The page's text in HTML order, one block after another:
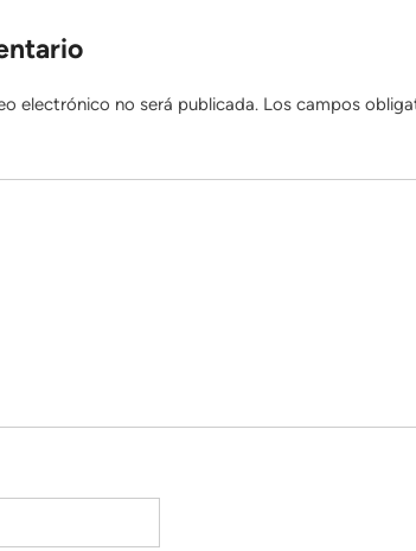
electrónico no será publicada. Los campos